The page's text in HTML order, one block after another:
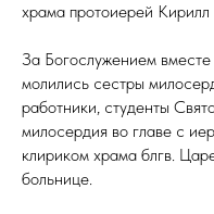
храма протоиерей
За Богослужением
молились сестры
работники, студенты
милосердия во главе с
клириком храма блгв.
больнице.